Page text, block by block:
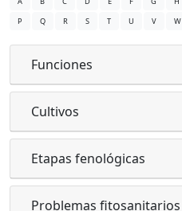
P
Q R S T U V W
Funciones
Cultivos
Etapas fenológicas
Problemas fitosanitarios